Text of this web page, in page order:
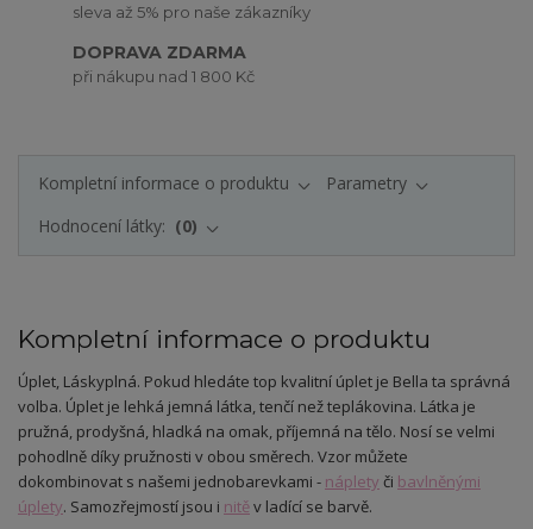
sleva až 5% pro naše zákazníky
DOPRAVA ZDARMA
při nákupu nad 1 800 Kč
Kompletní informace o produktu
Parametry
Hodnocení látky:
0
Kompletní informace o produktu
Úplet, Láskyplná. Pokud hledáte top kvalitní úplet je Bella ta správná
volba. Úplet je lehká jemná látka, tenčí než teplákovina. Látka je
pružná, prodyšná, hladká na omak, příjemná na tělo. Nosí se velmi
pohodlně díky pružnosti v obou směrech. Vzor můžete
dokombinovat s našemi jednobarevkami - náplety či bavlněnými
úplety. Samozřejmostí jsou i nitěv ladící se barvě.